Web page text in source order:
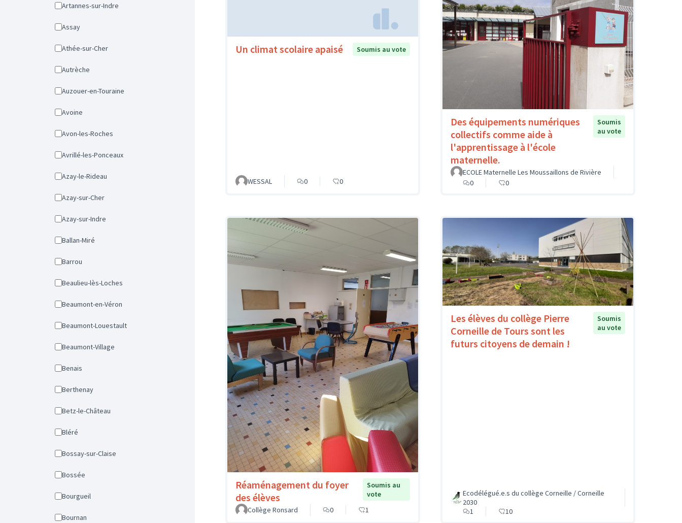
Artannes-sur-Indre
Assay
Athée-sur-Cher
Autrèche
Auzouer-en-Touraine
Avoine
Avon-les-Roches
Avrillé-les-Ponceaux
Azay-le-Rideau
Azay-sur-Cher
Azay-sur-Indre
Ballan-Miré
Barrou
Beaulieu-lès-Loches
Beaumont-en-Véron
Beaumont-Louestault
Beaumont-Village
Benais
Berthenay
Betz-le-Château
Bléré
Bossay-sur-Claise
Bossée
Bourgueil
Bournan
Un climat scolaire apaisé Soumis au vote
WESSAL 0 0
Des équipements numériques
collectifs comme aide à
l'apprentissage à l'école
maternelle.
Soumis
au vote
ECOLE Maternelle Les Moussaillons de Rivière
0
0
Réaménagement du foyer
des élèves
Soumis au
vote
Collège Ronsard
0 1
Les élèves du collège Pierre
Corneille de Tours sont les
futurs citoyens de demain !
Soumis
au vote
Ecodélégué.e.s du collège Corneille / Corneille
2030
1
10